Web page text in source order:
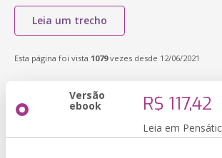
Leia um trecho
Esta página foi vista 1079vezes desde 12/06/2021
Versão
ebook R$ 117,42
Leia em